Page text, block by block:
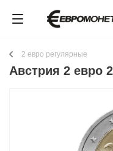
2 евро регулярные
Австрия 2 евро